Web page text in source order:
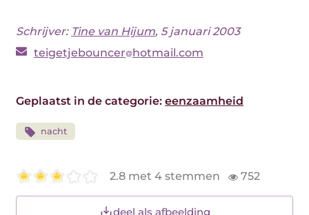
Schrijver: Tine van Hijum, 5 januari 2003
teigetjebouncer hotmail.com
Geplaatst in de categorie: eenzaamheid
nacht
2.8 met 4 stemmen 752
deel als afbeelding